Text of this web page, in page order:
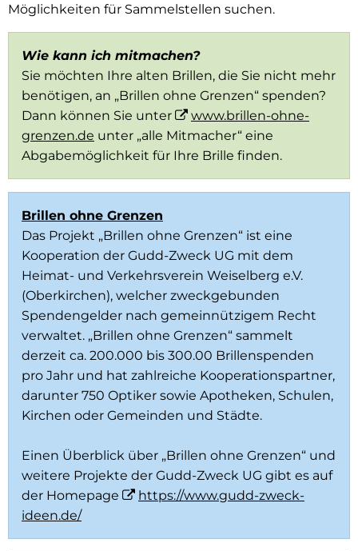
Möglichkeiten für Sammelstellen suchen.
Wie kann ich mitmachen?
Sie möchten Ihre alten Brillen, die Sie nicht mehr
benötigen, an „Brillen ohne Grenzen“ spenden?
Dann können Sie unter
www.brillen-ohne-
grenzen.de unter „alle Mitmacher“ eine
Abgabemöglichkeit für Ihre Brille finden.
Brillen ohne Grenzen
Das Projekt „Brillen ohne Grenzen“ ist eine
Kooperation der Gudd-Zweck UG mit dem
Heimat- und Verkehrsverein Weiselberg e.V.
(Oberkirchen), welcher zweckgebunden
Spendengelder nach gemeinnützigem Recht
verwaltet. „Brillen ohne Grenzen“ sammelt
derzeit ca. 200.000 bis 300.00 Brillenspenden
pro Jahr und hat zahlreiche Kooperationspartner,
darunter 750 Optiker sowie Apotheken, Schulen,
Kirchen oder Gemeinden und Städte.
Einen Überblick über „Brillen ohne Grenzen“ und
weitere Projekte der Gudd-Zweck UG gibt es auf
der Homepage
https://www.gudd-zweck-
ideen.de/